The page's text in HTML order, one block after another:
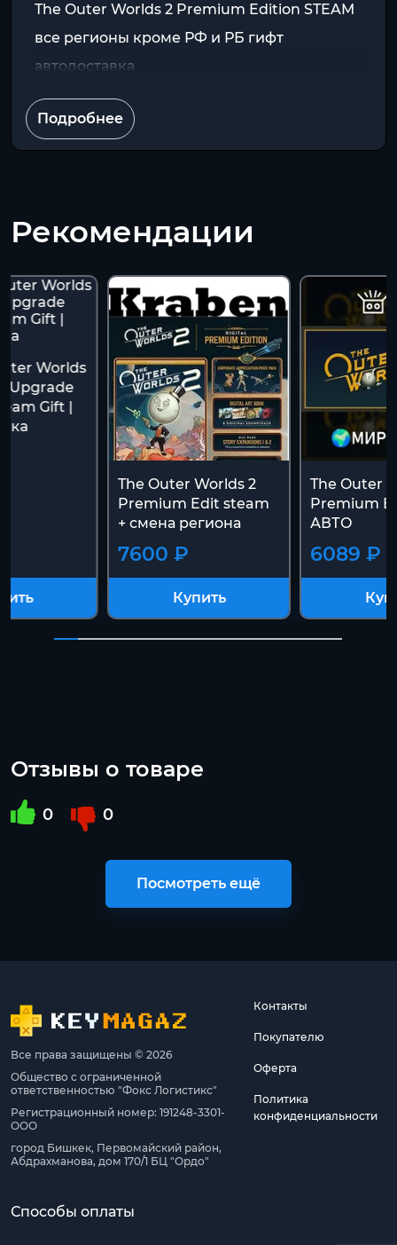
The Outer Worlds 2 Premium Edition STEAM
все регионы кроме РФ и РБ гифт
автодоставка
Подробнее
Рекомендации
Worlds
Upgrade
Gift |
The Outer Worlds 2
Premium Edit steam
+ смена региона
7600 ₽
Купить
The Outer
Premium
АВТО
6089 ₽
Отзывы о товаре
0 0
Посмотреть ещё
Все права защищены © 2026
Общество с ограниченной
ответственностью "Фокс Логистикс"
Регистрационный номер: 191248-3301-
ООО
город Бишкек, Первомайский район,
Абдрахманова, дом 170/1 БЦ "Ордо"
Контакты
Покупателю
Оферта
Политика
конфиденциальности
Способы оплаты